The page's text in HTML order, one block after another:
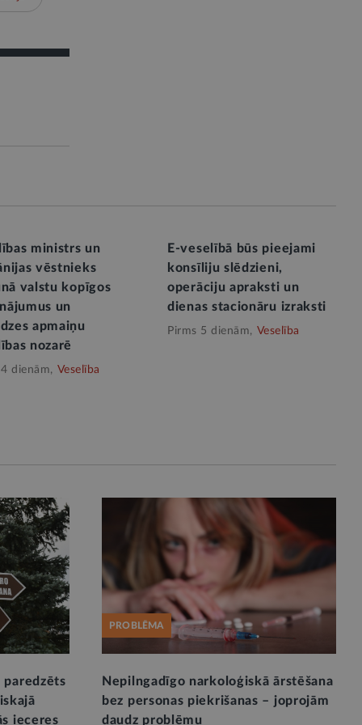
ministrs un
vēstnieks
valstu kopīgos
un
apmaiņu
nozarē
dienām, Veselība
E-veselībā būs pieejami
konsīliju slēdzieni,
operāciju apraksti un
dienas stacionāru izraksti
Pirms 5 dienām, Veselība
paredzēts
ieceres
PROBLĒMA
Nepilngadīgo narkoloģiskā ārstēšana
bez personas piekrišanas – joprojām
daudz problēmu